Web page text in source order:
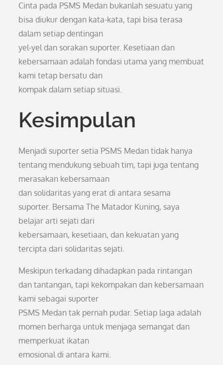
Cinta pada PSMS Medan bukanlah sesuatu yang
bisa diukur dengan kata-kata, tapi bisa terasa
dalam setiap dentingan
yel-yel dan sorakan suporter. Kesetiaan dan
kebersamaan adalah fondasi utama yang membuat
kami tetap bersatu dan
kompak dalam setiap situasi.
Kesimpulan
Menjadi suporter setia PSMS Medan tidak hanya
tentang mendukung sebuah tim, tapi juga tentang
merasakan kebersamaan
dan solidaritas yang erat di antara sesama
suporter. Bersama The Matador Kuning, saya
belajar arti sejati dari
kebersamaan, kesetiaan, dan kekuatan yang
tercipta dari solidaritas sejati.
Meskipun terkadang dihadapkan pada rintangan
dan tantangan, tapi kekompakan dan kebersamaan
kami sebagai suporter
PSMS Medan tak pernah pudar. Setiap laga adalah
momen berharga untuk menjaga semangat dan
memperkuat ikatan
emosional di antara kami.